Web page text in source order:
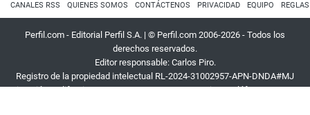
CANALES RSS QUIENES SOMOS CONTÁCTENOS PRIVACIDAD EQUIPO
Perfil.com - Editorial Perfil S.A. | © Perfil.com 2006-2026 - Todos los
derechos reservados.
Editor responsable: Carlos Piro.
Registro de la propiedad intelectual RL-2024-31002957-APN-DNDA#MJ
Dirección:California 2715,C1289ABI,CABA, Argentina| Teléfono:+54 9 11